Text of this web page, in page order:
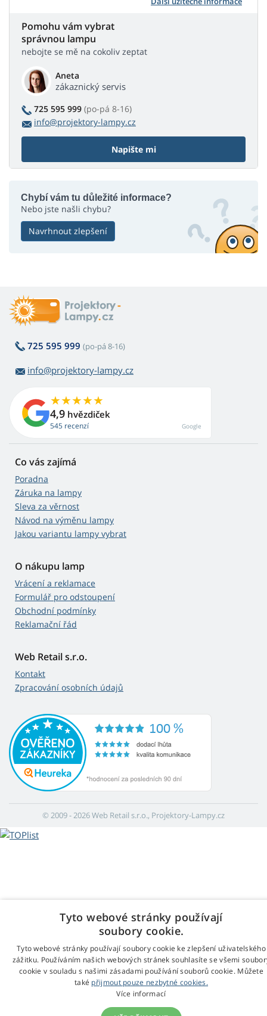
Pomohu vám vybrat
správnou lampu
nebojte se mě na cokoliv zeptat
Aneta
zákaznický servis
725 595 999 (po-pá 8-16)
info@projektory-lampy.cz
Napište mi
Chybí vám tu důležité informace?
Nebo jste našli chybu?
Navrhnout zlepšení
725 595 999 (po-pá 8-16)
info@projektory-lampy.cz
4,9 hvězdiček
545 recenzí Google
Co vás zajímá
Poradna
Záruka na lampy
Sleva za věrnost
Návod na výměnu lampy
Jakou variantu lampy vybrat
O nákupu lamp
Vrácení a reklamace
Formulář pro odstoupení
Obchodní podmínky
Reklamační řád
Web Retail s.r.o.
Kontakt
Zpracování osobních údajů
© 2009 - 2026 Web Retail s.r.o., Projektory-Lampy.cz
Tyto webové stránky používají
soubory cookie.
Tyto webové stránky používají soubory cookie ke zlepšení uživatelského
zážitku. Používáním našich webových stránek souhlasíte se všemi
cookie v souladu s našimi zásadami používání souborů cookie. Můžete
také přijmout pouze nezbytné cookies.
Více informací